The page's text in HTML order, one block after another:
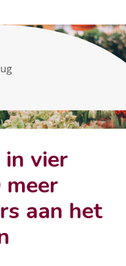
vier
aan het